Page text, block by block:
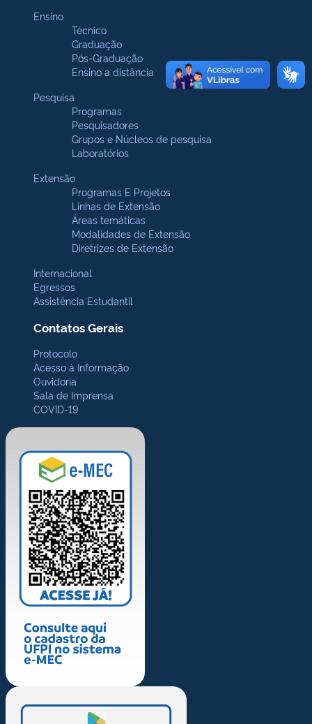
Ensino
Técnico
Graduação
Pós-Graduação
Ensino a distância
Pesquisa
Programas
Pesquisadores
Grupos e Núcleos de pesquisa
Laboratórios
Extensão
Programas E Projetos
Linhas de Extensão
Áreas temáticas
Modalidades de Extensão
Diretrizes de Extensão
Internacional
Egressos
Assistência Estudantil
Contatos Gerais
Protocolo
Acesso à Informação
Ouvidoria
Sala de Imprensa
COVID-19